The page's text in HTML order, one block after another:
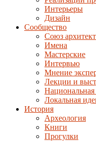
Интерьеры
Дизайн
Сообщество
Союз
Имена
Мастерские
Интервью
Мнение
Лекции и
Национальная
Локальная
История
Археология
Книги
Прогулки